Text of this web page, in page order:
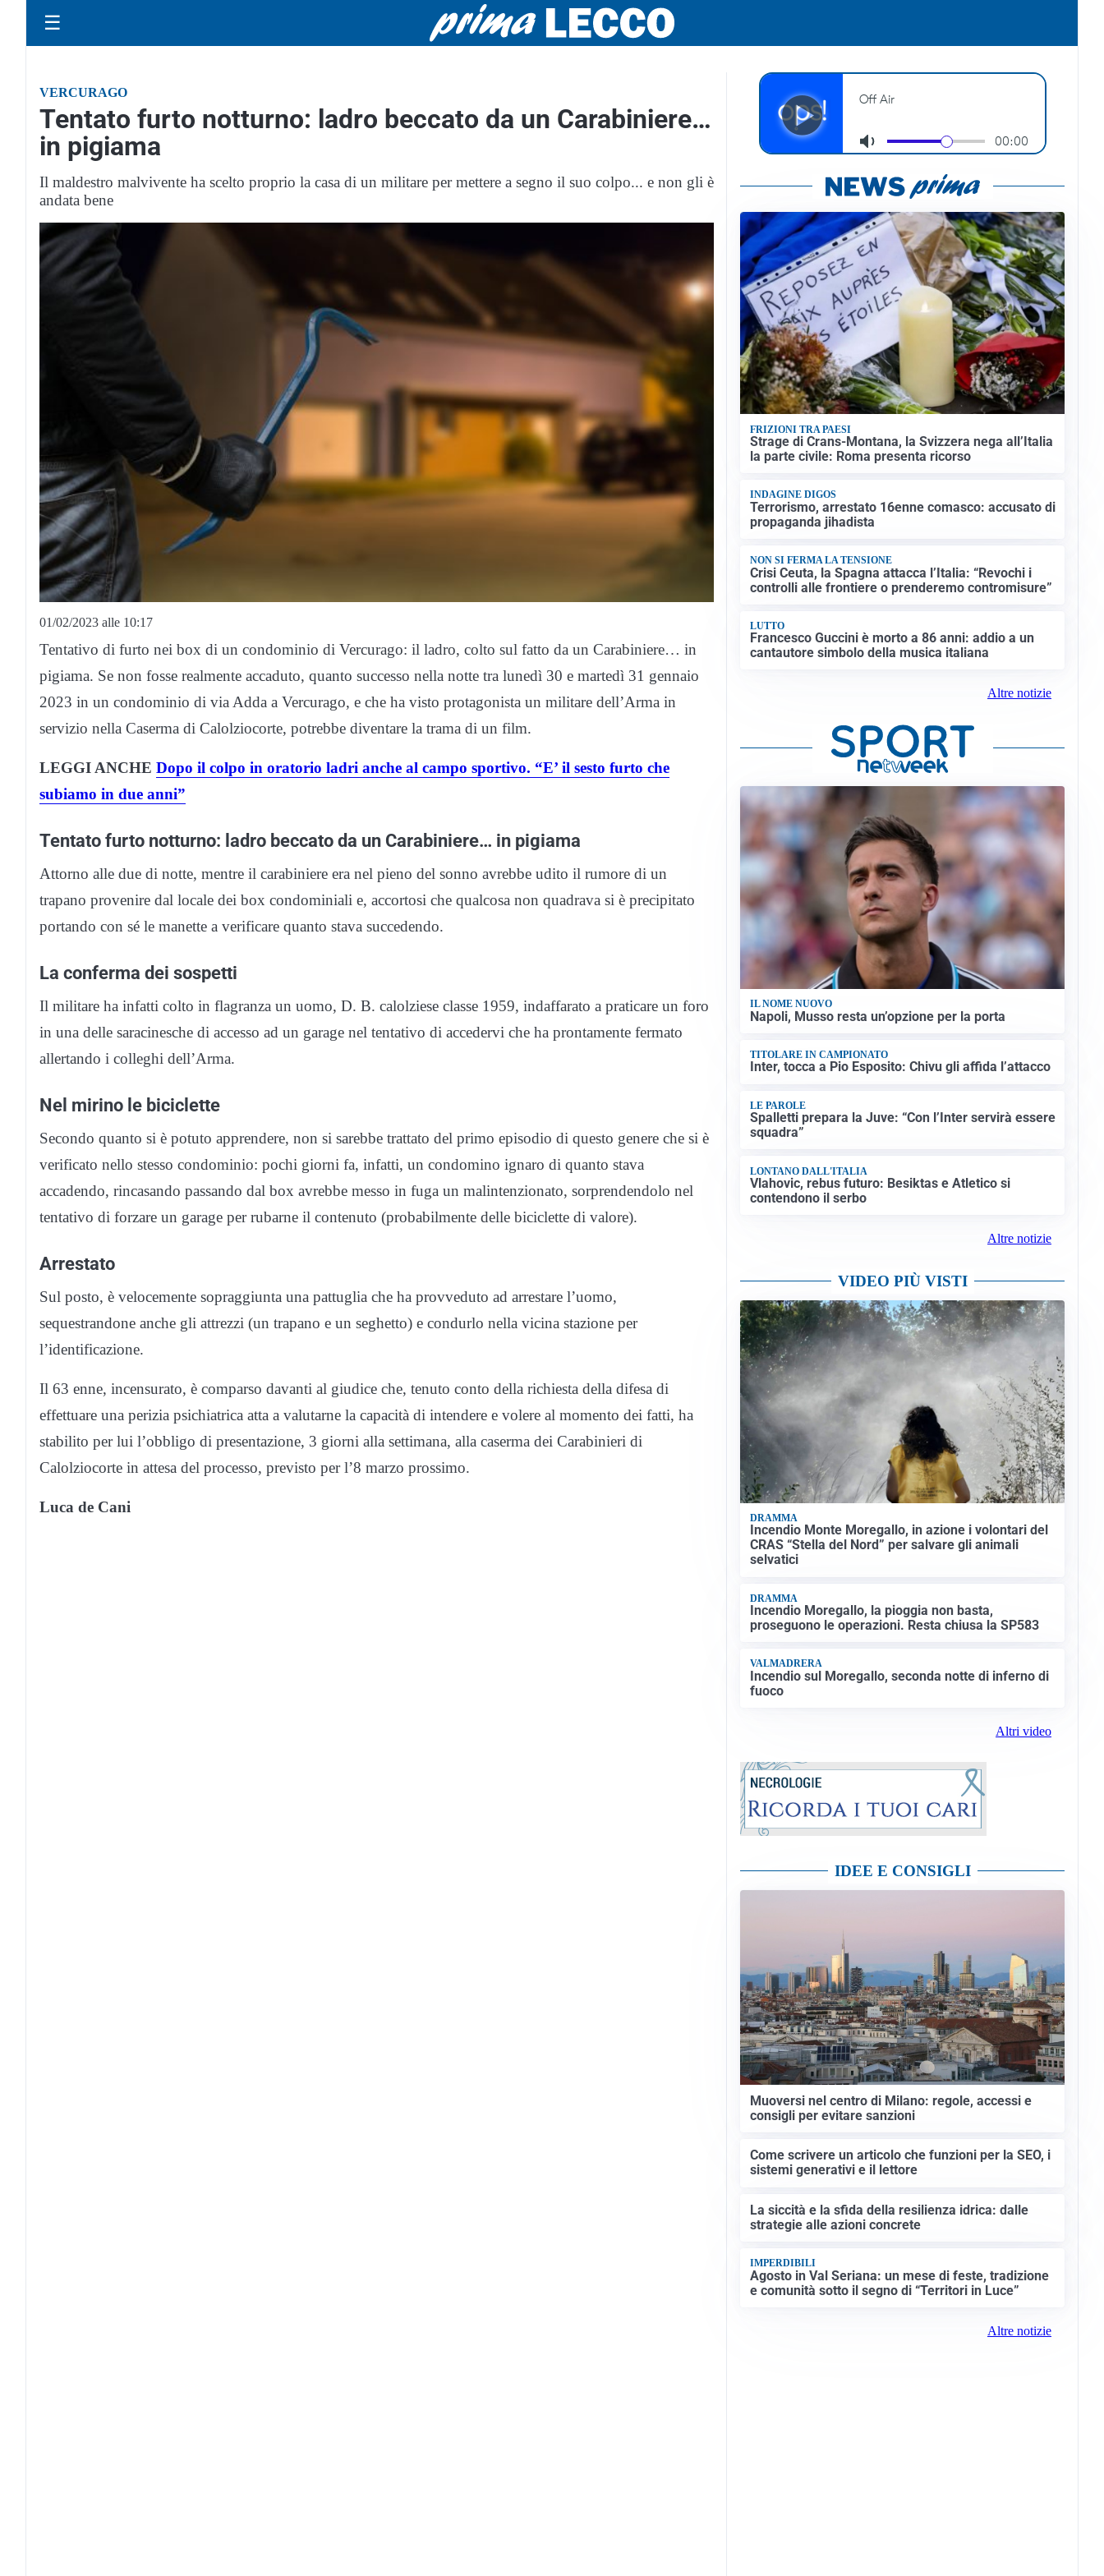
☰
VERCURAGO
Tentato furto notturno: ladro beccato da un Carabiniere…
in pigiama
Il maldestro malvivente ha scelto proprio la casa di un militare per mettere a segno il suo colpo... e non gli è
andata bene
01/02/2023 alle 10:17
Tentativo di furto nei box di un condominio di Vercurago: il ladro, colto sul fatto da un Carabiniere… in
pigiama. Se non fosse realmente accaduto, quanto successo nella notte tra lunedì 30 e martedì 31 gennaio
2023 in un condominio di via Adda a Vercurago, e che ha visto protagonista un militare dell’Arma in
servizio nella Caserma di Calolziocorte, potrebbe diventare la trama di un film.
LEGGI ANCHE Dopo il colpo in oratorio ladri anche al campo sportivo. “E’ il sesto furto che
subiamo in due anni”
Tentato furto notturno: ladro beccato da un Carabiniere… in pigiama
Attorno alle due di notte, mentre il carabiniere era nel pieno del sonno avrebbe udito il rumore di un
trapano provenire dal locale dei box condominiali e, accortosi che qualcosa non quadrava si è precipitato
portando con sé le manette a verificare quanto stava succedendo.
La conferma dei sospetti
Il militare ha infatti colto in flagranza un uomo, D. B. calolziese classe 1959, indaffarato a praticare un foro
in una delle saracinesche di accesso ad un garage nel tentativo di accedervi che ha prontamente fermato
allertando i colleghi dell’Arma.
Nel mirino le biciclette
Secondo quanto si è potuto apprendere, non si sarebbe trattato del primo episodio di questo genere che si è
verificato nello stesso condominio: pochi giorni fa, infatti, un condomino ignaro di quanto stava
accadendo, rincasando passando dal box avrebbe messo in fuga un malintenzionato, sorprendendolo nel
tentativo di forzare un garage per rubarne il contenuto (probabilmente delle biciclette di valore).
Arrestato
Sul posto, è velocemente sopraggiunta una pattuglia che ha provveduto ad arrestare l’uomo,
sequestrandone anche gli attrezzi (un trapano e un seghetto) e condurlo nella vicina stazione per
l’identificazione.
Il 63 enne, incensurato, è comparso davanti al giudice che, tenuto conto della richiesta della difesa di
effettuare una perizia psichiatrica atta a valutarne la capacità di intendere e volere al momento dei fatti, ha
stabilito per lui l’obbligo di presentazione, 3 giorni alla settimana, alla caserma dei Carabinieri di
Calolziocorte in attesa del processo, previsto per l’8 marzo prossimo.
Luca de Cani
FRIZIONI TRA PAESI
Strage di Crans-Montana, la Svizzera nega all’Italia
la parte civile: Roma presenta ricorso
INDAGINE DIGOS
Terrorismo, arrestato 16enne comasco: accusato di
propaganda jihadista
NON SI FERMA LA TENSIONE
Crisi Ceuta, la Spagna attacca l’Italia: “Revochi i
controlli alle frontiere o prenderemo contromisure”
LUTTO
Francesco Guccini è morto a 86 anni: addio a un
cantautore simbolo della musica italiana
Altre notizie
IL NOME NUOVO
Napoli, Musso resta un’opzione per la porta
TITOLARE IN CAMPIONATO
Inter, tocca a Pio Esposito: Chivu gli affida l’attacco
LE PAROLE
Spalletti prepara la Juve: “Con l’Inter servirà essere
squadra”
LONTANO DALL'ITALIA
Vlahovic, rebus futuro: Besiktas e Atletico si
contendono il serbo
Altre notizie
VIDEO PIÙ VISTI
DRAMMA
Incendio Monte Moregallo, in azione i volontari del
CRAS “Stella del Nord” per salvare gli animali
selvatici
DRAMMA
Incendio Moregallo, la pioggia non basta,
proseguono le operazioni. Resta chiusa la SP583
VALMADRERA
Incendio sul Moregallo, seconda notte di inferno di
fuoco
Altri video
IDEE E CONSIGLI
Muoversi nel centro di Milano: regole, accessi e
consigli per evitare sanzioni
Come scrivere un articolo che funzioni per la SEO, i
sistemi generativi e il lettore
La siccità e la sfida della resilienza idrica: dalle
strategie alle azioni concrete
IMPERDIBILI
Agosto in Val Seriana: un mese di feste, tradizione
e comunità sotto il segno di “Territori in Luce”
Altre notizie